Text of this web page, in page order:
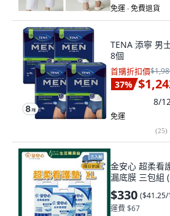
免運 ∙ 免費退貨
TENA 添寧 男
8個
首購折扣價
37%
8/
免運
(25)
金安心 超柔看
漏底膜 三包組
$330 ($41.25/
運費 $67